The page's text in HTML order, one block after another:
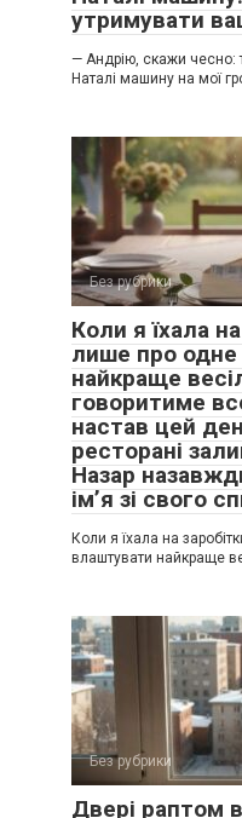
утримувати
— Андрію, скажи чесно:
Наталі машину на мої
Без рубрики
Коли я їхала
лише про
найкраще
говоритиме
настав цей
ресторані
Назар
ім’я зі свого
Коли я їхала на
влаштувати найкраще
Без рубрики
Двері раптом